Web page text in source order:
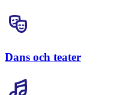
Dans och teater